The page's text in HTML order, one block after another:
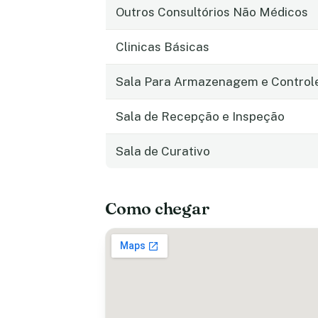
Outros Consultórios Não Médicos
Clinicas Básicas
Sala Para Armazenagem e
Sala de Recepção e Inspeção
Sala de Curativo
Como chegar